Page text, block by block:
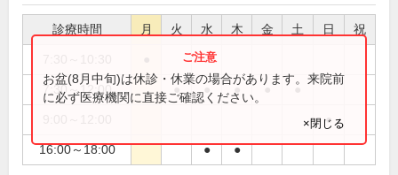
診療時間 月 火 水 木 金 土 日 祝
7:30～12:00 ● ● ● ● ●
●
16:00～18:00 ● ●
お盆(8月中旬)は休診・休業の場合があります。来院前
に必ず医療機関に直接ご確認ください。
×閉じる